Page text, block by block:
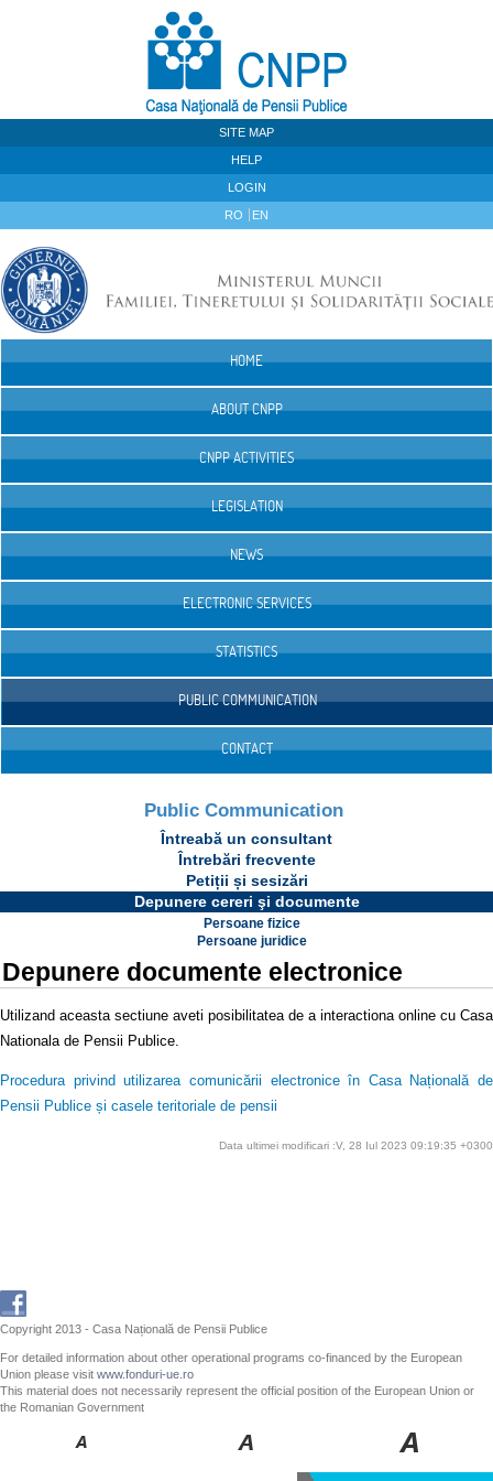
SITE MAP
HELP
LOGIN
RO EN
HOME
ABOUT CNPP
CNPP ACTIVITIES
LEGISLATION
NEWS
ELECTRONIC SERVICES
STATISTICS
PUBLIC COMMUNICATION
CONTACT
Public Communication
Întreabă un consultant
Întrebări frecvente
Petiții și sesizări
Depunere cereri şi documente
Persoane fizice
Persoane juridice
Depunere documente electronice
Utilizand aceasta sectiune aveti posibilitatea de a interactiona online cu Casa
Nationala de Pensii Publice.
Procedura privind utilizarea comunicării electronice în Casa Națională de
Pensii Publice și casele teritoriale de pensii
Data ultimei modificari :V, 28 Iul 2023 09:19:35 +0300
Copyright 2013 - Casa Națională de Pensii Publice
For detailed information about other operational programs co-financed by the European
Union please visit www.fonduri-ue.ro
This material does not necessarily represent the official position of the European Union or
the Romanian Government